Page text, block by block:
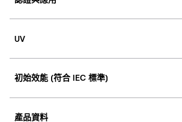
UV
初始效能 (符合 IEC 標準)
產品資料